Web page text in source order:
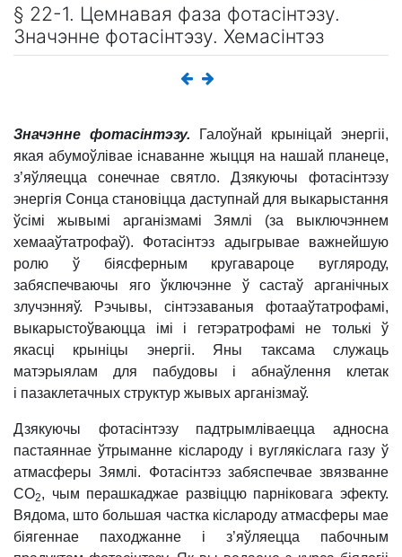
§ 22-1. Цемнавая фаза фотасінтэзу.
Значэнне фотасінтэзу. Хемасінтэз
Значэнне фотасінтэзу.
Галоўнай крыніцай энергіі,
якая абумоўлівае існаванне жыцця на нашай планеце,
з’яўляецца сонечнае святло. Дзякуючы фотасінтэзу
энергія Сонца становіцца даступнай для выкарыстання
ўсімі жывымі арганізмамі Зямлі (за выключэннем
хемааўтатрофаў). Фотасінтэз адыгрывае важнейшую
ролю ў біясферным кругавароце вугляроду,
забяспечваючы яго ўключэнне ў састаў арганічных
злучэнняў. Рэчывы, сінтэзаваныя фотааўтатрофамі,
выкарыстоўваюцца імі і гетэратрофамі не толькі ў
якасці крыніцы энергіі. Яны таксама служаць
матэрыялам для пабудовы і абнаўлення клетак
і пазаклетачных структур жывых арганізмаў.
Дзякуючы фотасінтэзу падтрымліваецца адносна
пастаяннае ўтрыманне кіслароду і вуглякіслага газу ў
атмасферы Зямлі. Фотасінтэз забяспечвае звязванне
СО2, чым перашкаджае развіццю парніковага эфекту.
Вядома, што большая частка кіслароду атмасферы мае
біягеннае паходжанне і з’яўляецца пабочным